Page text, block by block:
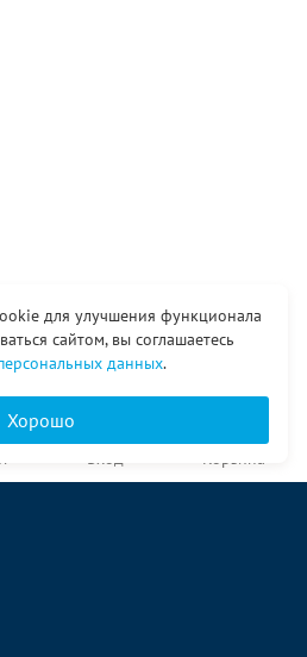
для улучшения функционала
сайтом, вы соглашаетесь
данных.
Хорошо